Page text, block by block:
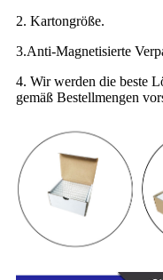
2. Kartongröße.
3.Anti-Magnetisierte
4. Wir werden die beste
gemäß Bestellmengen